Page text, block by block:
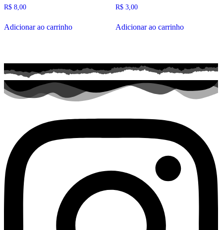
R$ 8,00
Adicionar ao carrinho
R$3,00
Adicionar ao carrinho